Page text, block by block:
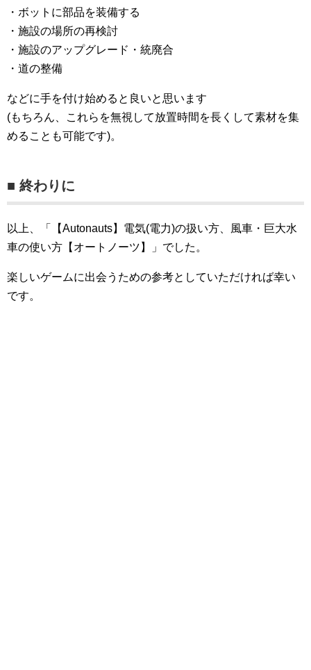
・ボットに部品を装備する
・施設の場所の再検討
・施設のアップグレード・統廃合
・道の整備
などに手を付け始めると良いと思います
(もちろん、これらを無視して放置時間を長くして素材を集
めることも可能です)。
■ 終わりに
以上、「【Autonauts】電気(電力)の扱い方、風車・巨大水
車の使い方【オートノーツ】」でした。
楽しいゲームに出会うための参考としていただければ幸い
です。